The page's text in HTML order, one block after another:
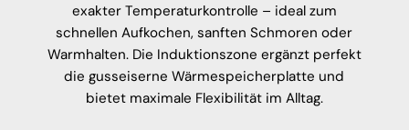
exakter Temperaturkontrolle – ideal zum
schnellen Aufkochen, sanften Schmoren oder
Warmhalten. Die Induktionszone ergänzt perfekt
die gusseiserne Wärmespeicherplatte und
bietet maximale Flexibilität im Alltag.